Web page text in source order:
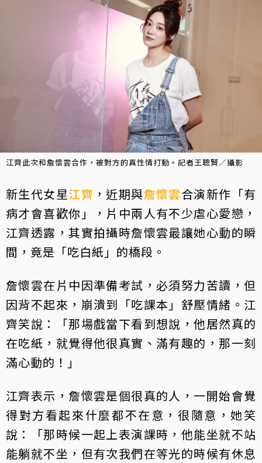
江齊此次和詹懷雲合作，被對方的真性情打動。記者王聰賢／攝影
新生代女星江齊 ，近期與詹懷雲合演新作「有
病才會喜歡你」，片中兩人有不少虐心愛戀，
江齊透露，其實拍攝時詹懷雲最讓她心動的瞬
間，竟是「吃白紙」的橋段。
詹懷雲在片中因準備考試，必須努力苦讀，但
因背不起來，崩潰到「吃課本」舒壓情緒。江
齊笑說：「那場戲當下看到想說，他居然真的
在吃紙，就覺得他很真實、滿有趣的，那一刻
滿心動的！」
江齊表示，詹懷雲是個很真的人，一開始會覺
得對方看起來什麼都不在意，很隨意，她笑
說：「那時候一起上表演課時，他能坐就不站
能躺就不坐，但有次我們在等光的時候有休息